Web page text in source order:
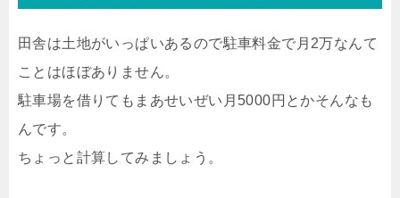
田舎は土地がいっぱいあるので駐車料金で月2万なんて
ことはほぼありません。
駐車場を借りてもまあせいぜい月5000円とかそんなも
んです。
ちょっと計算してみましょう。